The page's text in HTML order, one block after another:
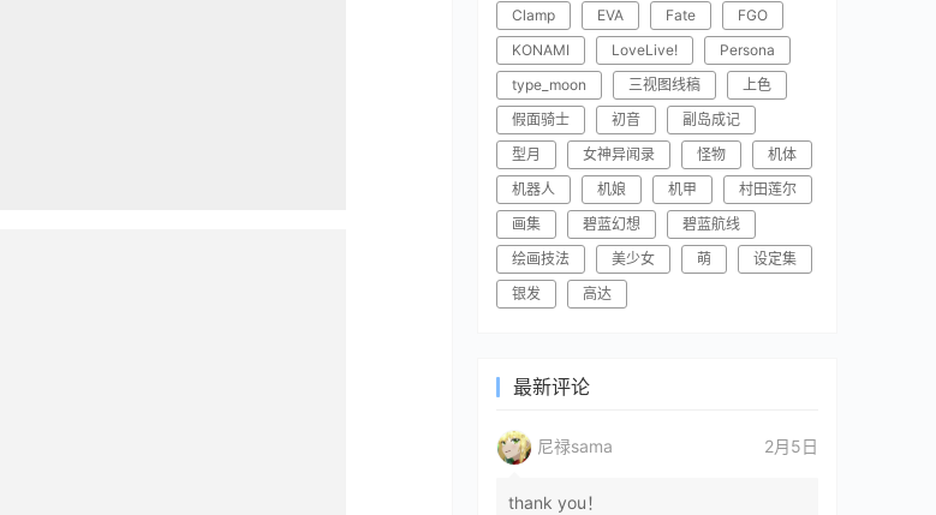
Clamp EVA Fate
FGO
KONAMI
LoveLive!
Persona
type_moon
三视图线稿
上色
假面骑士
初音
副岛成记
型月
女神异闻录 怪物
机体
机器人
机娘 机甲
村田莲尔
画集
碧蓝幻想
碧蓝航线
绘画技法
美少女 萌
设定集
银发
高达
最新评论
尼禄sama 2月5日
thank you！